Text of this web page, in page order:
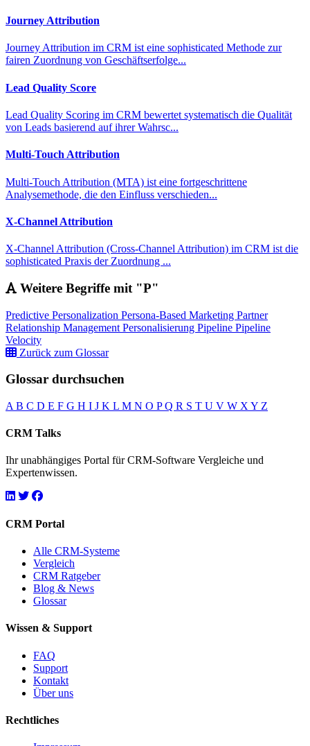
Journey Attribution
Journey Attribution im CRM ist eine sophisticated Methode zur
fairen Zuordnung von Geschäftserfolge...
Lead Quality Score
Lead Quality Scoring im CRM bewertet systematisch die Qualität
von Leads basierend auf ihrer Wahrsc...
Multi-Touch Attribution
Multi-Touch Attribution (MTA) ist eine fortgeschrittene
Analysemethode, die den Einfluss verschieden...
X-Channel Attribution
X-Channel Attribution (Cross-Channel Attribution) im CRM ist die
sophisticated Praxis der Zuordnung ...
Weitere Begriffe mit "P"
Predictive Personalization Persona-Based Marketing Partner
Relationship Management Personalisierung Pipeline Pipeline
Velocity
Zurück zum Glossar
Glossar durchsuchen
A B C D E F G H I J K L M N O PQ R S T U V W X Y Z
CRM Talks
Ihr unabhängiges Portal für CRM-Software Vergleiche und
Expertenwissen.
CRM Portal
Alle CRM-Systeme
Vergleich
CRM Ratgeber
Blog & News
Glossar
Wissen & Support
FAQ
Support
Kontakt
Über uns
Rechtliches